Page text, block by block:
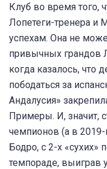
Клуб во время того,
Лопетеги-тренера и
успехам. Она не
привычных грандов
когда казалось, что
пободаться за
Андалусия»
Примеры. И, значит,
чемпионов (а в
Бодро, с 2-х «сухих»
темпораде, выиграв